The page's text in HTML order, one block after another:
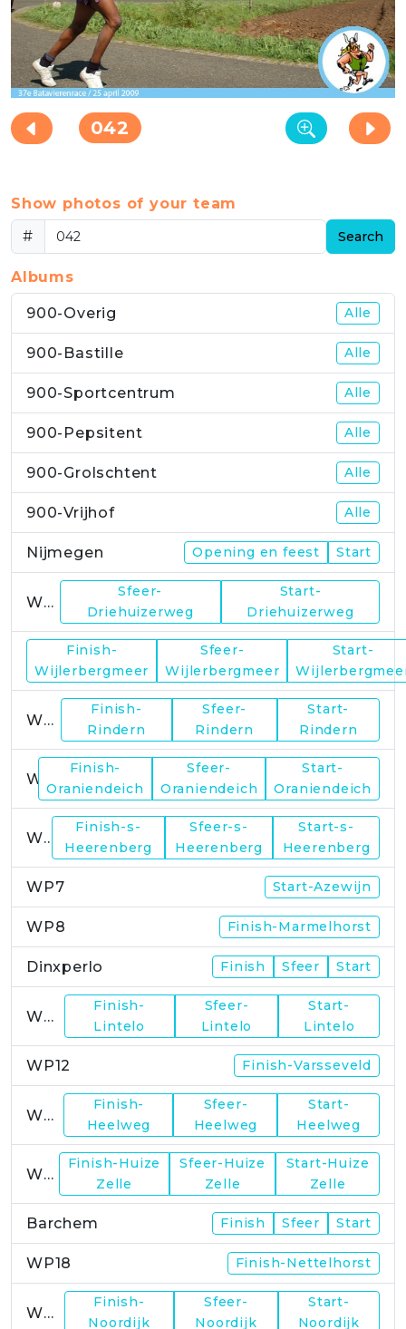
042
Show photos of your team
#
Search
Albums
900-Overig Alle
900-Bastille Alle
900-Sportcentrum Alle
900-Pepsitent Alle
900-Grolschtent Alle
900-Vrijhof Alle
Nijmegen Opening en feest Start
WP1
Sfeer-
Driehuizerweg
Start-
Driehuizerweg
Finish-
Wijlerbergmeer
Sfeer-
Wijlerbergmeer
Start-
WP4
Finish-
Rindern
Sfeer-
Rindern
Start-
Rindern
Finish-
Oraniendeich
Sfeer-
Oraniendeich
Start-
Oraniendeich
WP6
Finish-s-
Heerenberg
Sfeer-s-
Heerenberg
Start-s-
Heerenberg
WP7 Start-Azewijn
WP8 Finish-Marmelhorst
Dinxperlo Finish Sfeer Start
WP11
Finish-
Lintelo
Sfeer-
Lintelo
Start-
Lintelo
WP12 Finish-Varsseveld
WP13
Finish-
Heelweg
Sfeer-
Heelweg
Start-
Heelweg
WP15
Finish-Huize
Zelle
Sfeer-Huize
Zelle
Start-Huize
Zelle
Barchem Finish Sfeer Start
WP18 Finish-Nettelhorst
WP19
Finish-
Noordijk
Sfeer-
Noordijk
Start-
Noordijk